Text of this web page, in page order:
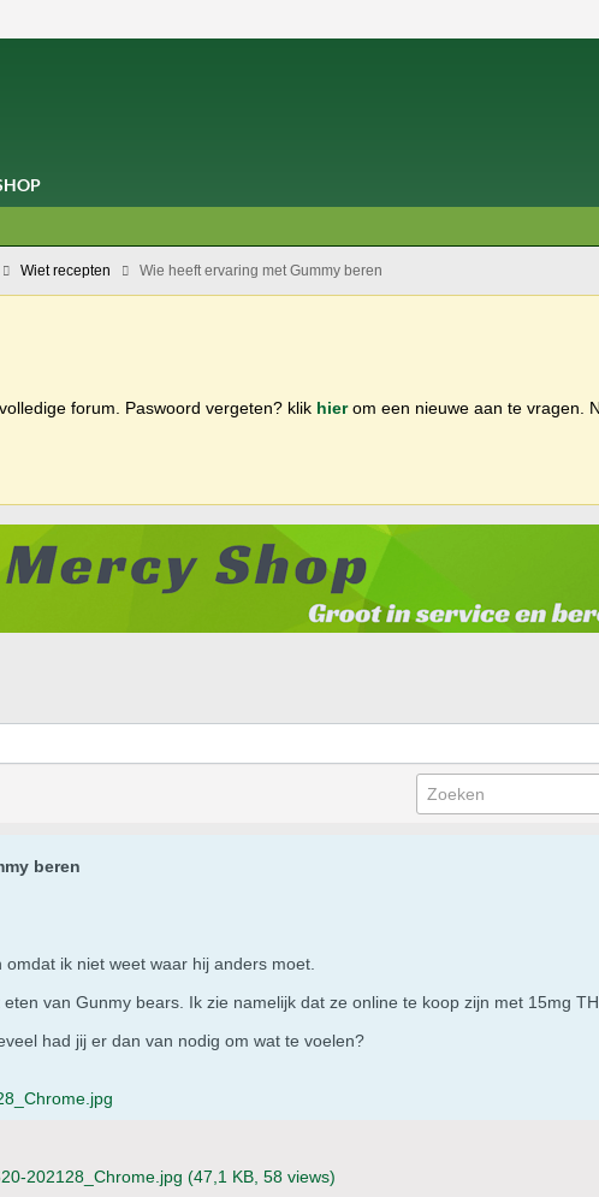
Wiet recepten Wie heeft ervaring met Gummy beren
forum. Paswoord vergeten? klik hierom een nieuwe aan te vragen.
beren
ik niet weet waar hij anders moet.
van Gunmy bears. Ik zie namelijk dat ze online te koop zijn met 15mg
had jij er dan van nodig om wat te voelen?
202128_Chrome.jpg (47,1 KB, 58 views)